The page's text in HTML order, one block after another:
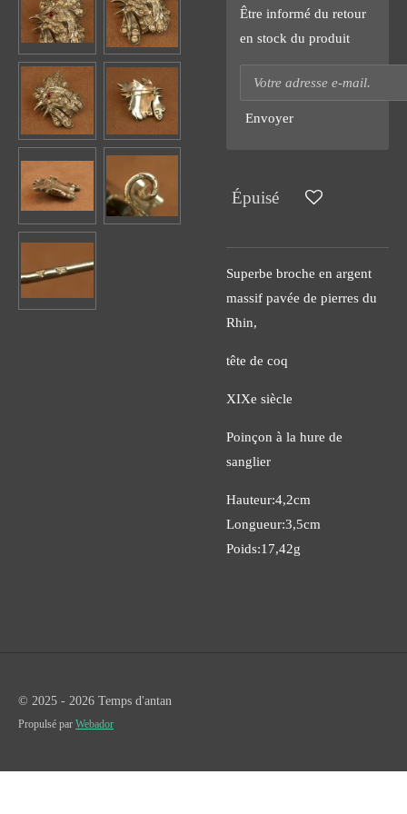
Être informé du retour
en stock du produit
Envoyer
Épuisé
Superbe broche en argent
massif pavée de pierres du
Rhin,
tête de coq
XIXe siècle
Poinçon à la hure de
sanglier
Hauteur:4,2cm
Longueur:3,5cm
Poids:17,42g
© 2025 - 2026 Temps d'antan
Propulsé par Webador